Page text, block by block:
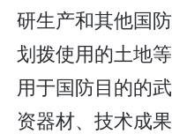
研生产和其他国
划拨使用的土地
用于国防目的的
资器材、技术成